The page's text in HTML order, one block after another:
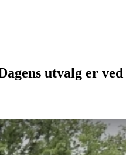
utvalg er